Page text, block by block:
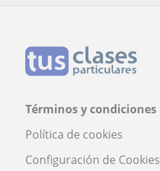
Términos y condiciones
Política de cookies
Configuración de Cookies